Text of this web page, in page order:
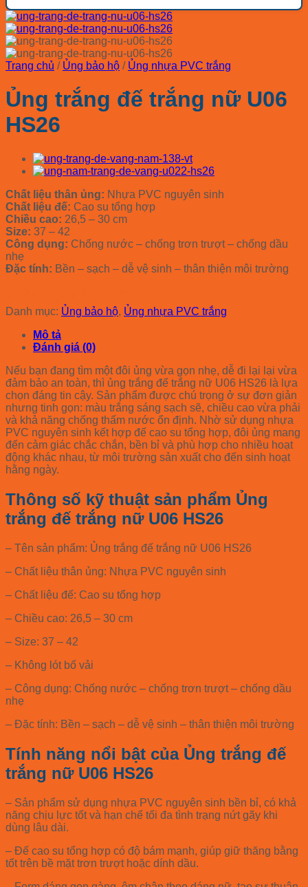
nhất
ưu
chi
phí
bị
cho
ngành
bảo
hộ
COV
Hàn
Quốc
tiêu
phục
bảo
lao
động
lượng
Trang chủ / Ủng bảo hộ / Ủng nhựa PVC trắng
Ủng trắng đế trắng nữ U06
HS26
Chất liệu thân ủng: Nhựa PVC nguyên sinh
Chất liệu đế: Cao su tổng hợp
Chiều cao: 26,5 – 30 cm
Size: 37 – 42
Công dụng: Chống nước – chống trơn trượt – chống dầu
nhẹ
Đặc tính: Bền – sạch – dễ vệ sinh – thân thiện môi trường
Danh mục: Ủng bảo hộ, Ủng nhựa PVC trắng
Mô tả
Đánh giá (0)
Nếu bạn đang tìm một đôi ủng vừa gọn nhẹ, dễ đi lại lại vừa
đảm bảo an toàn, thì ủng trắng đế trắng nữ U06 HS26 là lựa
chọn đáng tin cậy. Sản phẩm được chú trọng ở sự đơn giản
nhưng tinh gọn: màu trắng sáng sạch sẽ, chiều cao vừa phải
và khả năng chống thấm nước ổn định. Nhờ sử dụng nhựa
PVC nguyên sinh kết hợp đế cao su tổng hợp, đôi ủng mang
đến cảm giác chắc chắn, bền bỉ và phù hợp cho nhiều hoạt
động khác nhau, từ môi trường sản xuất cho đến sinh hoạt
hằng ngày.
Thông số kỹ thuật sản phẩm Ủng
trắng đế trắng nữ U06 HS26
– Tên sản phẩm: Ủng trắng đế trắng nữ U06 HS26
– Chất liệu thân ủng: Nhựa PVC nguyên sinh
– Chất liệu đế: Cao su tổng hợp
– Chiều cao: 26,5 – 30 cm
– Size: 37 – 42
– Không lót bố vải
– Công dụng: Chống nước – chống trơn trượt – chống dầu
nhẹ
– Đặc tính: Bền – sạch – dễ vệ sinh – thân thiện môi trường
Tính năng nổi bật của Ủng trắng đế
trắng nữ U06 HS26
– Sản phẩm sử dụng nhựa PVC nguyên sinh bền bỉ, có khả
năng chịu lực tốt và hạn chế tối đa tình trạng nứt gãy khi
dùng lâu dài.
– Đế cao su tổng hợp có độ bám mạnh, giúp giữ thăng bằng
tốt trên bề mặt trơn trượt hoặc dính dầu.